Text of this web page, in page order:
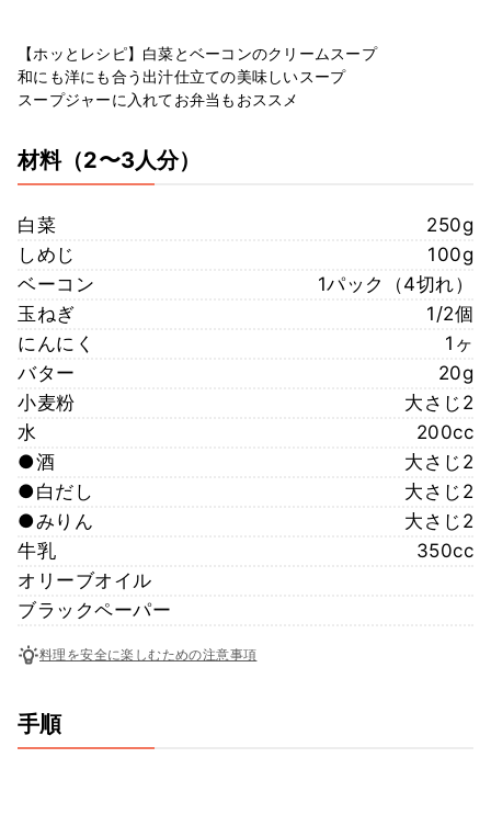
【ホッとレシピ】白菜とベーコンのクリームスープ
和にも洋にも合う出汁仕立ての美味しいスープ
スープジャーに入れてお弁当もおススメ
材料（2〜3人分）
白菜
250g
しめじ
100g
ベーコン
1パック（4切れ）
玉ねぎ
1/2個
にんにく
1ヶ
バター
20g
小麦粉
大さじ2
水
200cc
●酒
大さじ2
●白だし
大さじ2
●みりん
大さじ2
牛乳
350cc
オリーブオイル
ブラックペーパー
料理を安全に楽しむための注意事項
手順